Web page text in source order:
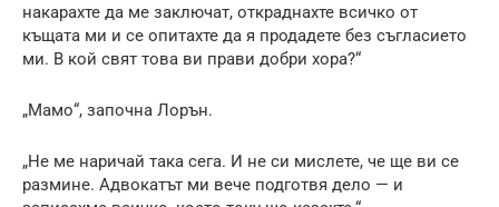
накарахте да ме заключат, откраднахте всичко от
къщата ми и се опитахте да я продадете без съгласието
ми. В кой свят това ви прави добри хора?“
„Мамо“, започна Лорън.
„Не ме наричай така сега. И не си мислете, че ще ви се
размине. Адвокатът ми вече подготвя дело — и